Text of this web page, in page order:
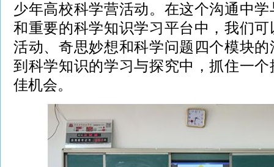
少年高校科学营活动。在这个沟通中
和重要的科学知识学习平台中，我们
活动、奇思妙想和科学问题四个模块
到科学知识的学习与探究中，抓住一
佳机会。